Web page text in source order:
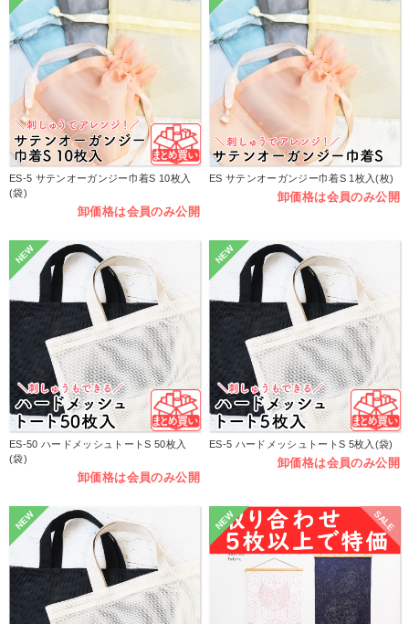
ES-5 サテンオーガンジー巾着S 10枚入
(袋)
卸価格は会員のみ公開
ES サテンオーガンジー巾着S 1枚入(枚)
卸価格は会員のみ公開
NEW
ES-50 ハードメッシュトートS 50枚入
(袋)
卸価格は会員のみ公開
NEW
ES-5 ハードメッシュトートS 5枚入(袋)
卸価格は会員のみ公開
NEW SALE
NEW